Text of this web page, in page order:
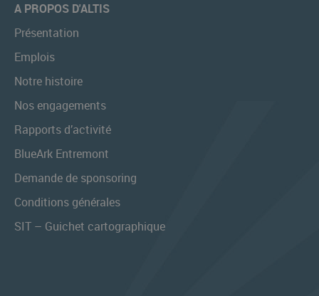
A PROPOS D'ALTIS
Présentation
Emplois
Notre histoire
Nos engagements
Rapports d’activité
BlueArk Entremont
Demande de sponsoring
Conditions générales
SIT – Guichet cartographique